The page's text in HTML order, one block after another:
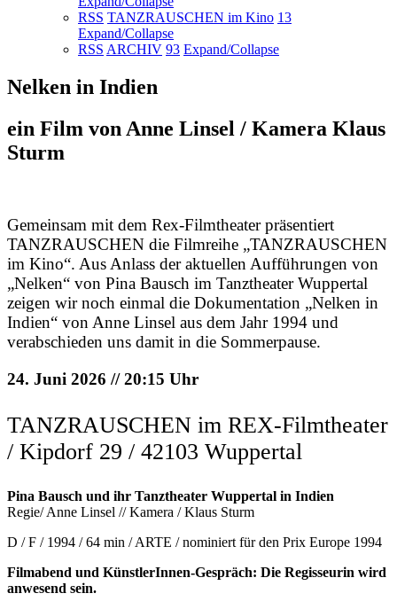
RSS TANZRAUSCHEN im Kino 13
Expand/Collapse
RSS ARCHIV 93 Expand/Collapse
Nelken in Indien
ein Film von Anne Linsel / Kamera Klaus
Sturm
Gemeinsam mit dem Rex-Filmtheater präsentiert
TANZRAUSCHEN die Filmreihe „TANZRAUSCHEN
im Kino“. Aus Anlass der aktuellen Aufführungen von
„Nelken“ von Pina Bausch im Tanztheater Wuppertal
zeigen wir noch einmal die Dokumentation „Nelken in
Indien“ von Anne Linsel aus dem Jahr 1994 und
verabschieden uns damit in die Sommerpause.
24. Juni 2026 // 20:15 Uhr
TANZRAUSCHEN im REX-Filmtheater
/ Kipdorf 29 / 42103 Wuppertal
Pina Bausch und ihr Tanztheater Wuppertal in Indien
Regie/ Anne Linsel // Kamera / Klaus Sturm
D / F / 1994 / 64 min / ARTE / nominiert für den Prix Europe 1994
Filmabend und KünstlerInnen-Gespräch: Die Regisseurin wird
anwesend sein.